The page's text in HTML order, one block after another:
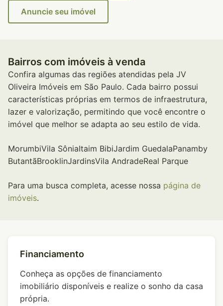
Anuncie seu imóvel
Bairros com imóveis à venda
Confira algumas das regiões atendidas pela JV
Oliveira Imóveis em São Paulo. Cada bairro possui
características próprias em termos de infraestrutura,
lazer e valorização, permitindo que você encontre o
imóvel que melhor se adapta ao seu estilo de vida.
MorumbiVila SôniaItaim BibiJardim GuedalaPanamby
ButantãBrooklinJardinsVila AndradeReal Parque
Para uma busca completa, acesse nossa página de
imóveis.
Financiamento
Conheça as opções de financiamento
imobiliário disponíveis e realize o sonho da casa
própria.